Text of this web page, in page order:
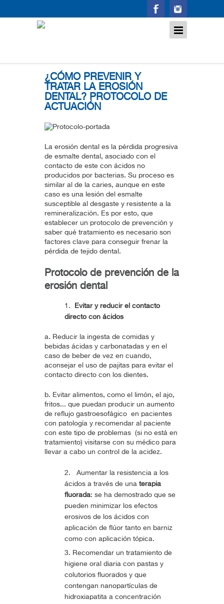
¿CÓMO PREVENIR Y
TRATAR LA EROSIÓN
DENTAL? PROTOCOLO DE
ACTUACIÓN
La erosión dental es la pérdida progresiva
de esmalte dental, asociado con el
contacto de este con ácidos no
producidos por bacterias. Su proceso es
similar al de la caries, aunque en este
caso es una lesión del esmalte
susceptible al desgaste y resistente a la
remineralización. Es por esto, que
establecer un protocolo de prevención y
saber qué tratamiento es necesario son
factores clave para conseguir frenar la
pérdida de tejido dental.
Protocolo de prevención de la
erosión dental
Evitar y reducir el contacto
directo con ácidos
a. Reducir la ingesta de comidas y
bebidas ácidas y carbonatadas y en el
caso de beber de vez en cuando,
aconsejar el uso de pajitas para evitar el
contacto directo con los dientes.
b. Evitar alimentos, como el limón, el ajo,
fritos... que puedan producir un aumento
de reflujo gastroesofágico en pacientes
con patología y recomendar al paciente
con este tipo de problemas (si no está en
tratamiento) visitarse con su médico para
llevar a cabo un control de la acidez.
Aumentar la resistencia a los
ácidos a través de una terapia
fluorada: se ha demostrado que se
pueden minimizar los efectos
erosivos de los ácidos con
aplicación de flúor tanto en barniz
como con aplicación tópica.
Recomendar un tratamiento de
higiene oral diaria con pastas y
colutorios fluorados y que
contengan nanopartículas de
hidroxiapatita a concentración